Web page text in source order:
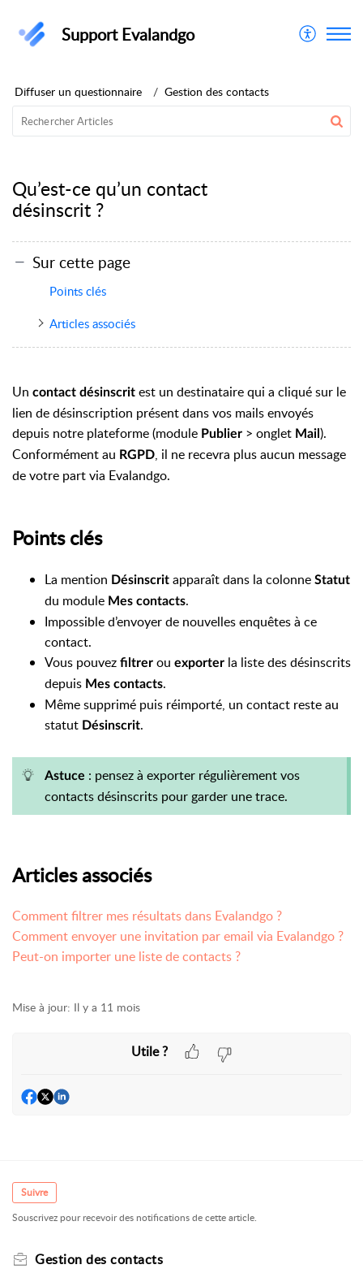
Support Evalandgo
Diffuser un questionnaire Gestion des contacts
Qu’est-ce qu’un contact
désinscrit ?
Sur cette page
Points clés
Articles associés
Un contact désinscrit est un destinataire qui a cliqué sur le
lien de désinscription présent dans vos mails envoyés
depuis notre plateforme (module Publier > onglet Mail ).
Conformément au RGPD, il ne recevra plus aucun message
de votre part via Evalandgo.
Points clés
La mention Désinscrit apparaît dans la colonne Statut
du module Mes contacts.
Impossible d’envoyer de nouvelles enquêtes à ce
contact.
Vous pouvez filtrer ou exporter la liste des désinscrits
depuis Mes contacts.
Même supprimé puis réimporté, un contact reste au
statut Désinscrit.
Astuce : pensez à exporter régulièrement vos
contacts désinscrits pour garder une trace.
Articles associés
Comment filtrer mes résultats dans Evalandgo ?
Comment envoyer une invitation par email via Evalandgo ?
Peut-on importer une liste de contacts ?
Mise à jour: Il y a 11 mois
Utile ?
Suivre
Souscrivez pour recevoir des notifications de cette article.
Gestion des contacts